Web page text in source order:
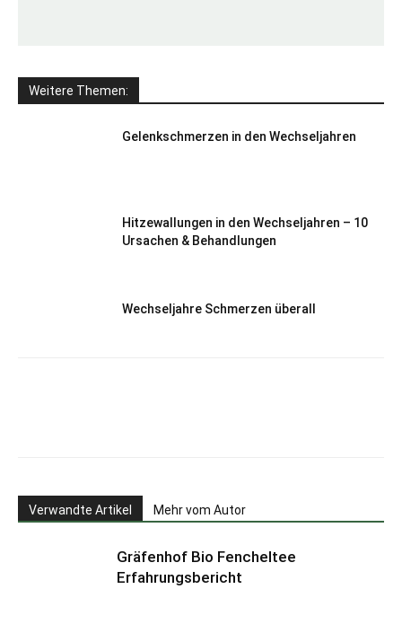
Weitere Themen:
Gelenkschmerzen in den Wechseljahren
Hitzewallungen in den Wechseljahren – 10
Ursachen & Behandlungen
Wechseljahre Schmerzen überall
Verwandte Artikel Mehr vom Autor
Gräfenhof Bio Fencheltee
Erfahrungsbericht